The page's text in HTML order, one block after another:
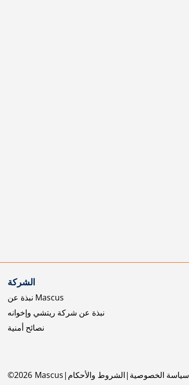
الشركة
نبذة عن Mascus
نبذة عن شركة ريتشي وإخوانه
نصائح أمنية
©2026 Mascus الشروط والأحكام سياسة الخصوصية